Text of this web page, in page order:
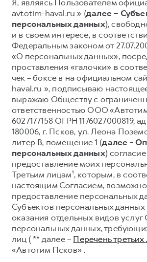
DARGO
от 3 199 000 ₽
DARGO
от 3 499
F7
от 2 899 000 ₽
F7X
от 3 599
POER
от 3 449 000 ₽
Тест-драйв
Трейд-ин
КРЕДИТ И СТРАХОВАНИЕ
Кредитный калькулятор
Страхование
Кредит
КОРПОРАТИВНЫМ
Для малого бизнеса
Корпоративным клиентам
Крупным корпоративным
Система управления автопарком
Сервис для корпоративных
HAVAL Лизинг
СЕРВИСНОЕ
Нулевое ТО
Программа «Помощь на дороге»
Регламенты технического
Электронный ПТС
ПОДДЕРЖКА
GWM Безопасность
Гарантия HAVAL
Мобильное приложение GWM
Программа «HAVAL Защита+»
Руководства по эксплуатации
Подписки
АКСЕССУАРЫ HAVAL
Автомобильные аксессуары
О дилере
Наша команда
Контакты
Я, являясь Пользователем
avtotim-haval.ru » (далее –
персональных данных),
и в своем интересе, в
Федеральным законом от
«О персональных данных»,
проставления «галочки» в
чек – боксе в на официальном
haval.ru », подписываю
выражаю Обществу с
ответственностью ООО
6027177158 ОГРН 1176027000819,
180006, г. Псков, ул. Леона
литер В, помещение 1 (далее -
персональных данных)
предоставление моих
Третьим лицам¹, которым, в
настоящим Согласием, возможно
предоставление персональных
Субъектов персональных данных
оказания отдельных видов
персональных данных,
лиц ( ** далее – Перечень третьих
«Автотим Псков» .